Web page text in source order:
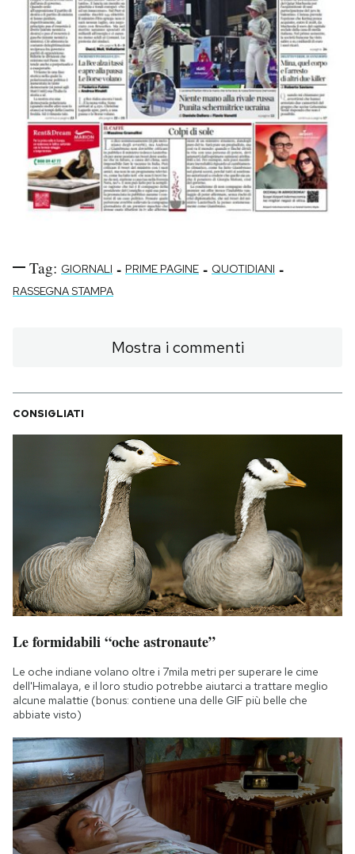
Tag: GIORNALI - PRIME PAGINE - QUOTIDIANI -
RASSEGNA STAMPA
Mostra i commenti
CONSIGLIATI
Le formidabili “oche astronaute”
Le oche indiane volano oltre i 7mila metri per superare le cime
dell'Himalaya, e il loro studio potrebbe aiutarci a trattare meglio
alcune malattie (bonus: contiene una delle GIF più belle che
abbiate visto)